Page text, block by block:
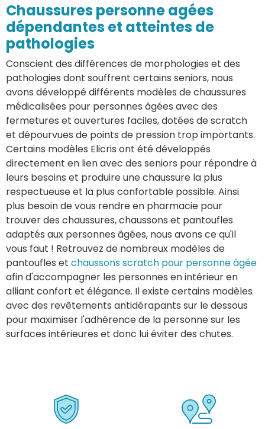
Chaussures personne agées
dépendantes et atteintes de
pathologies
Conscient des différences de morphologies et des
pathologies dont souffrent certains seniors, nous
avons développé différents modèles de chaussures
médicalisées pour personnes âgées avec des
fermetures et ouvertures faciles, dotées de scratch
et dépourvues de points de pression trop importants.
Certains modèles Elicris ont été développés
directement en lien avec des seniors pour répondre à
leurs besoins et produire une chaussure la plus
respectueuse et la plus confortable possible. Ainsi
plus besoin de vous rendre en pharmacie pour
trouver des chaussures, chaussons et pantoufles
adaptés aux personnes âgées, nous avons ce qu'il
vous faut ! Retrouvez de nombreux modèles de
pantoufles et chaussons scratch pour personne âgée
afin d'accompagner les personnes en intérieur en
alliant confort et élégance. Il existe certains modèles
avec des revêtements antidérapants sur le dessous
pour maximiser l'adhérence de la personne sur les
surfaces intérieures et donc lui éviter des chutes.